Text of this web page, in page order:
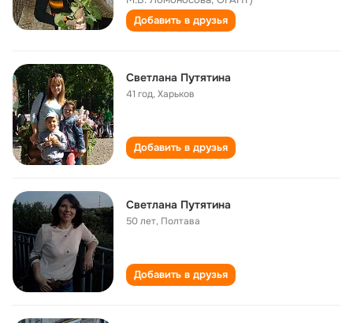
Добавить в друзья
Светлана Путятина
41 год,Харьков
Добавить в друзья
Светлана Путятина
50 лет, Полтава
Добавить в друзья